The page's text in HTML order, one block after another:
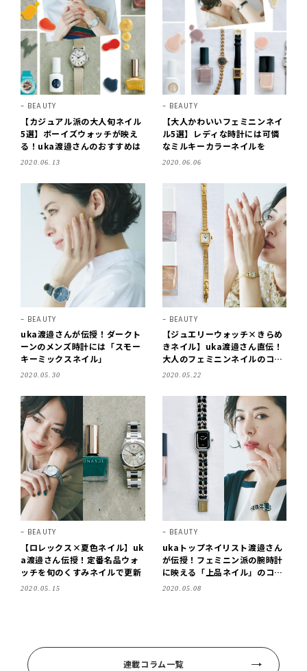
BEAUTY
【カジュアル派の大人旬ネイル
5選】ボーイズウォッチが映え
る！uka渡邉さんのおすすめは
2020.06.13
BEAUTY
【大人かわいいフェミニンネイ
ル5選】レディな時計には可憐
なミルキーカラーネイルを
2020.06.06
BEAUTY
uka渡邉さんが伝授！ダークト
ーンのメンズ時計には「スモー
キーミックスネイル」
2020.05.30
BEAUTY
【ジュエリーウォッチ×きらめ
きネイル】uka渡邉さん直伝！
大人のフェミニンネイルのコツ
は？
2020.05.22
BEAUTY
【ロレックス×夏色ネイル】uk
a渡邉さん伝授！定番名品ウォ
ッチを旬のくすみネイルで更新
2020.05.15
BEAUTY
ukaトップネイリスト渡邉さん
が伝授！フェミニン派の腕時計
に映える「上品ネイル」のコツ
は？
2020.05.08
連載コラム一覧